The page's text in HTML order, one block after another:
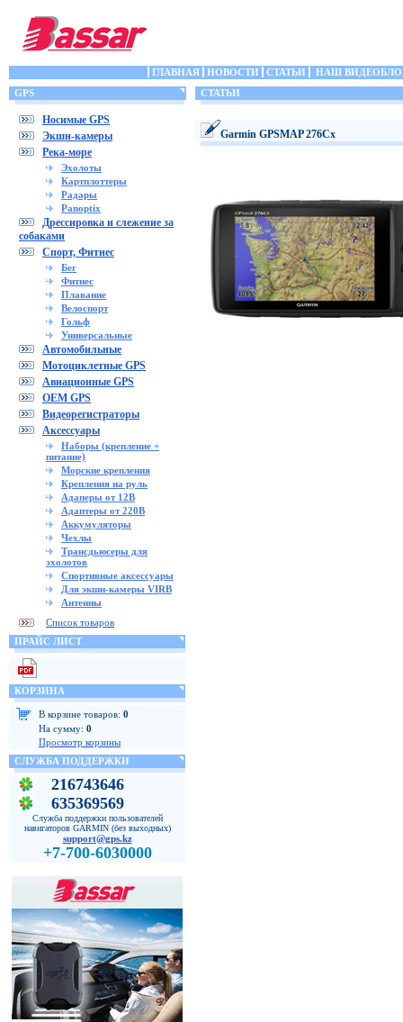
ГЛАВНАЯ НОВОСТИ СТАТЬИ
НАШ
GPS
Носимые GPS
Экшн-камеры
Река-море
Эхолоты
Картплоттеры
Радары
Panoptix
Дрессировка и слежение за
собаками
Спорт, Фитнес
Бег
Фитнес
Плавание
Велоспорт
Гольф
Универсальные
Автомобильные
Мотоциклетные GPS
Авиационные GPS
OEM GPS
Видеорегистраторы
Аксессуары
Наборы (крепление +
питание)
Морские крепления
Крепления на руль
Адаперы от 12В
Адаптеры от 220В
Аккумуляторы
Чехлы
Трансдьюсеры для
эхолотов
Спортивные аксессуары
Для экшн-камеры VIRB
Антенны
Список товаров
ПРАЙС ЛИСТ
КОРЗИНА
В корзине товаров: 0
На сумму: 0
Просмотр корзины
СЛУЖБА ПОДДЕРЖКИ
216743646
635369569
Служба поддержки пользователей
навигаторов GARMIN (без выходных)
support@gps.kz
+7-700-6030000
СТАТЬИ
Garmin GPSMAP 276Cx